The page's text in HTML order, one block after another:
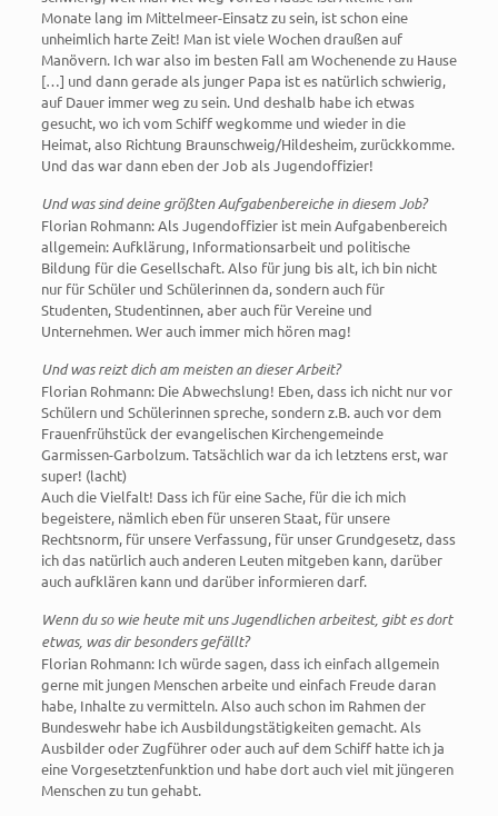
Monate lang im Mittelmeer-Einsatz zu sein, ist schon eine
unheimlich harte Zeit! Man ist viele Wochen draußen auf
Manövern. Ich war also im besten Fall am Wochenende zu Hause
[…] und dann gerade als junger Papa ist es natürlich schwierig,
auf Dauer immer weg zu sein. Und deshalb habe ich etwas
gesucht, wo ich vom Schiff wegkomme und wieder in die
Heimat, also Richtung Braunschweig/Hildesheim, zurückkomme.
Und das war dann eben der Job als Jugendoffizier!
Und was sind deine größten Aufgabenbereiche in diesem Job?
Florian Rohmann: Als Jugendoffizier ist mein Aufgabenbereich
allgemein: Aufklärung, Informationsarbeit und politische
Bildung für die Gesellschaft. Also für jung bis alt, ich bin nicht
nur für Schüler und Schülerinnen da, sondern auch für
Studenten, Studentinnen, aber auch für Vereine und
Unternehmen. Wer auch immer mich hören mag!
Und was reizt dich am meisten an dieser Arbeit?
Florian Rohmann: Die Abwechslung! Eben, dass ich nicht nur vor
Schülern und Schülerinnen spreche, sondern z.B. auch vor dem
Frauenfrühstück der evangelischen Kirchengemeinde
Garmissen-Garbolzum. Tatsächlich war da ich letztens erst, war
super! (lacht)
Auch die Vielfalt! Dass ich für eine Sache, für die ich mich
begeistere, nämlich eben für unseren Staat, für unsere
Rechtsnorm, für unsere Verfassung, für unser Grundgesetz, dass
ich das natürlich auch anderen Leuten mitgeben kann, darüber
auch aufklären kann und darüber informieren darf.
Wenn du so wie heute mit uns Jugendlichen arbeitest, gibt es dort
etwas, was dir besonders gefällt?
Florian Rohmann: Ich würde sagen, dass ich einfach allgemein
gerne mit jungen Menschen arbeite und einfach Freude daran
habe, Inhalte zu vermitteln. Also auch schon im Rahmen der
Bundeswehr habe ich Ausbildungstätigkeiten gemacht. Als
Ausbilder oder Zugführer oder auch auf dem Schiff hatte ich ja
eine Vorgesetztenfunktion und habe dort auch viel mit jüngeren
Menschen zu tun gehabt.